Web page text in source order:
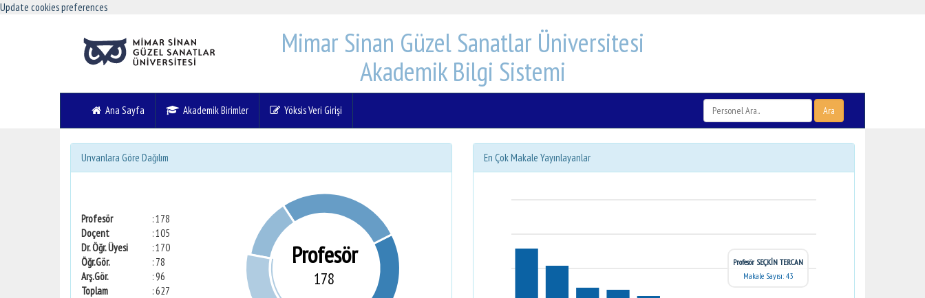
Update cookies preferences
Mimar Sinan Güzel Sanatlar Üniversitesi
Akademik Bilgi Sistemi
Ana Sayfa Akademik Birimler Yöksis Veri Girişi Ara
Unvanlara Göre Dağılım
Profesör
: 178
Doçent
: 105
Dr. Öğr. Üyesi
: 170
Öğr.Gör.
: 78
Arş.Gör.
: 96
Toplam
: 627
Profesör
178
En Çok Makale Yayınlayanlar
Profesör SEÇKİN TERCAN
Makale Sayısı: 43